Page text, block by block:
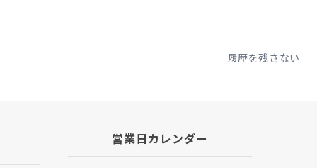
履歴を残さない
営業日カレンダー